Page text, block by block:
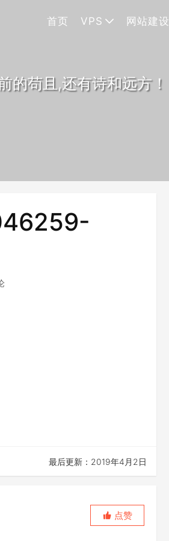
首页 VPS 网站建设
的苟且,还有诗和远方！
最后更新：2019年4月2日
点赞